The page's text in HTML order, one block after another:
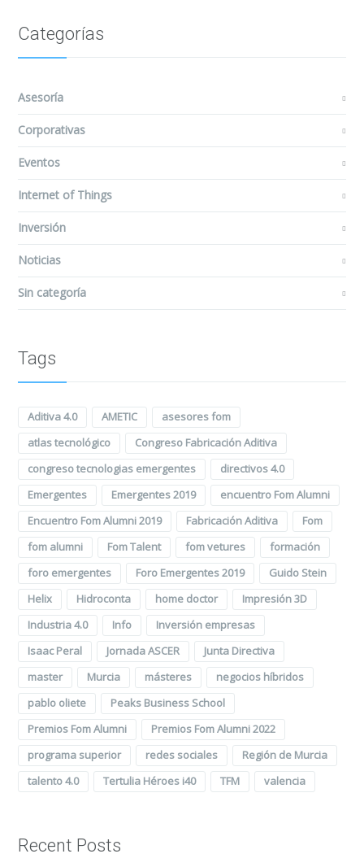
Categorías
Asesoría
Corporativas
Eventos
Internet of Things
Inversión
Noticias
Sin categoría
Tags
Aditiva 4.0 AMETIC
asesores fom
atlas tecnológico
Congreso Fabricación Aditiva
congreso tecnologias emergentes
directivos 4.0
Emergentes
Emergentes 2019
encuentro Fom Alumni
Encuentro Fom Alumni 2019
Fabricación Aditiva
Fom
fom alumni
Fom Talent fom vetures
formación
foro emergentes
Foro Emergentes 2019
Guido Stein
Helix
Hidroconta home doctor
Impresión 3D
Industria 4.0
Info
Inversión empresas
Isaac Peral
Jornada ASCER
Junta Directiva
master
Murcia másteres
negocios híbridos
pablo oliete
Peaks Business School
Premios Fom Alumni
Premios Fom Alumni 2022
programa superior
redes sociales
Región de Murcia
talento 4.0
Tertulia Héroes i40 TFM valencia
Recent Posts